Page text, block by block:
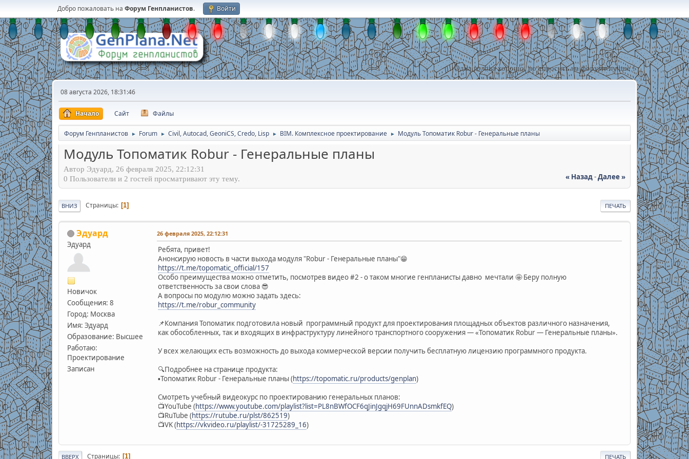
Добро пожаловать на Форум Генпланистов. Войти
Одна голова хорошо, но спросить на форуме лучше !
08 августа 2026, 18:31:46
Начало Сайт Файлы
Форум Генпланистов ► Forum ► Civil, Autocad, GeoniCS, Credo, Lisp ► BIM. Комплексное проектирование ► Модуль Топоматик Robur - Генеральные планы
Модуль Топоматик Robur - Генеральные планы
Автор Эдуард, 26 февраля 2025, 22:12:31
« Назад-Далее »
0 Пользователи и 2 гостей просматривают эту тему.
ПЕЧАТЬ
ВНИЗ Страницы 1
Эдуард
Эдуард
Новичок
Сообщения: 8
Город: Москва
Имя: Эдуард
Образование: Высшее
Работаю:
Проектирование
Записан
26 февраля 2025, 22:12:31
Ребята, привет!
Анонсирую новость в части выхода модуля "Robur - Генеральные планы"😁
https://t.me/topomatic_official/157
Особо преимущества можно отметить, посмотрев видео #2 - о таком многие генпланисты давно мечтали 🤩 Беру полную
ответственность за свои слова 😎
А вопросы по модулю можно задать здесь:
https://t.me/robur_community
📌Компания Топоматик подготовила новый программный продукт для проектирования площадных объектов различного назначения,
как обособленных, так и входящих в инфраструктуру линейного транспортного сооружения — «Топоматик Robur — Генеральные планы».
У всех желающих есть возможность до выхода коммерческой версии получить бесплатную лицензию программного продукта.
🔍Подробнее на странице продукта:
▪️Топоматик Robur - Генеральные планы (https://topomatic.ru/products/genplan)
Смотреть учебный видеокурс по проектированию генеральных планов:
📺YouTube (https://www.youtube.com/playlist?list=PL8nBWfOCF6qJinJgqjH69FUnnADsmkfEQ)
📺RuTube (https://rutube.ru/plst/862519)
📺VK (https://vkvideo.ru/playlist/-31725289_16)
ПЕЧАТЬ
ВВЕРХ Страницы 1